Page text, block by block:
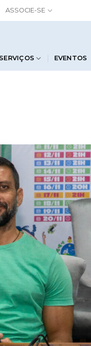
ASSOCIE-SE
SERVIÇOS EVENTOS